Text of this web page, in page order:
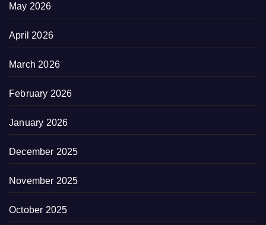
May 2026
April 2026
March 2026
February 2026
January 2026
December 2025
November 2025
October 2025